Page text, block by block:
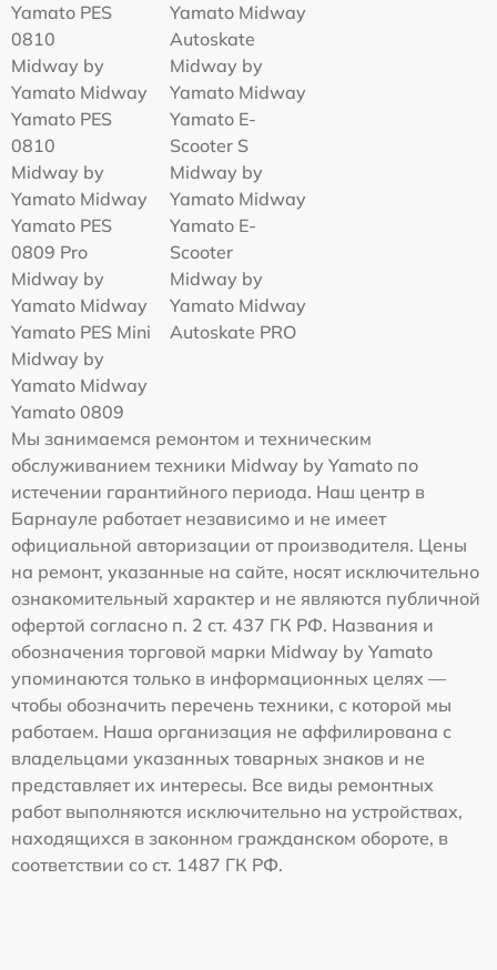
Yamato PES
0810
Yamato Midway
Autoskate
Midway by
Yamato Midway
Yamato PES
0810
Midway by
Yamato Midway
Yamato E-
Scooter S
Midway by
Yamato Midway
Yamato PES
0809 Pro
Midway by
Yamato Midway
Yamato E-
Scooter
Midway by
Yamato Midway
Yamato PES Mini
Midway by
Yamato Midway
Autoskate PRO
Midway by
Yamato Midway
Yamato 0809
Мы занимаемся ремонтом и техническим
обслуживанием техники Midway by Yamato по
истечении гарантийного периода. Наш центр в
Барнауле работает независимо и не имеет
официальной авторизации от производителя. Цены
на ремонт, указанные на сайте, носят исключительно
ознакомительный характер и не являются публичной
офертой согласно п. 2 ст. 437 ГК РФ. Названия и
обозначения торговой марки Midway by Yamato
упоминаются только в информационных целях —
чтобы обозначить перечень техники, с которой мы
работаем. Наша организация не аффилирована с
владельцами указанных товарных знаков и не
представляет их интересы. Все виды ремонтных
работ выполняются исключительно на устройствах,
находящихся в законном гражданском обороте, в
соответствии со ст. 1487 ГК РФ.